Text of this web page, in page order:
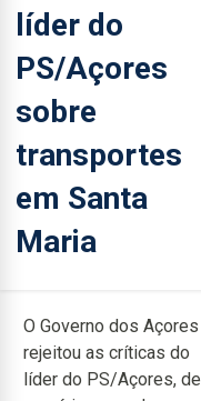
líder do
PS/Açores
sobre
transportes
em Santa
Maria
O Governo dos Açores
rejeitou as críticas do
líder do PS/Açores, de